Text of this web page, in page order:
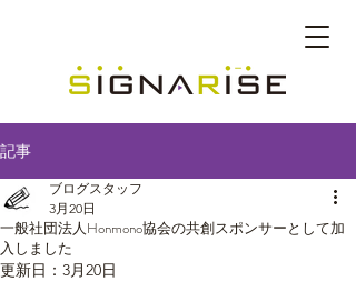
記事
一般社団法人Honmono協会の共創スポンサーとして加
入しました
ブログスタッフ
3月20日
更新日： 3月20日